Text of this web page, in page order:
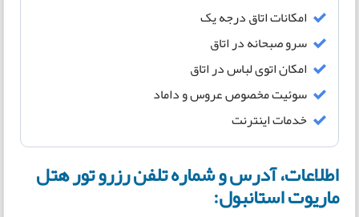
امکانات اتاق درجه یک
سرو صبحانه در اتاق
امکان اتوی لباس در اتاق
سوئیت مخصوص عروس و داماد
خدمات اینترنت
اطلاعات، آدرس و شماره تلفن رزرو تور هتل
ماریوت استانبول: